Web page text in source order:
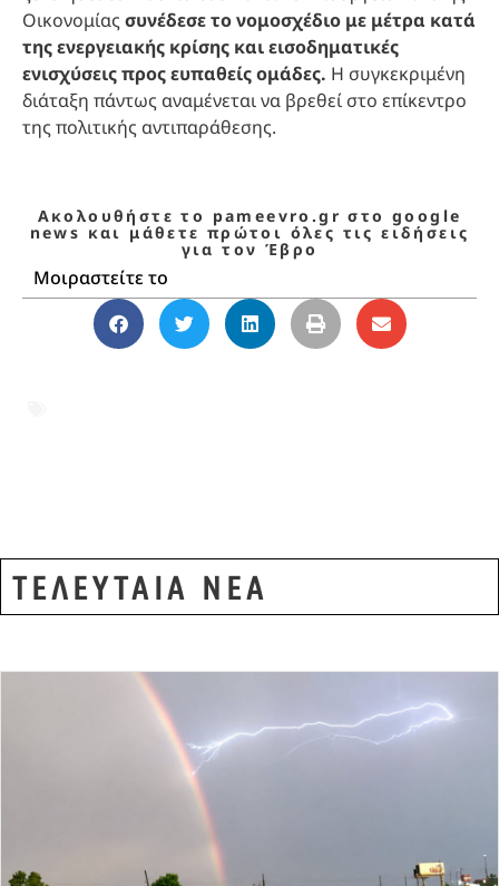
Οικονομίαςσυνέδεσε το νομοσχέδιο με μέτρα κατά
της ενεργειακής κρίσης και εισοδηματικές
ενισχύσεις προς ευπαθείς ομάδες. Η συγκεκριμένη
διάταξη πάντως αναμένεται να βρεθεί στο επίκεντρο
της πολιτικής αντιπαράθεσης.
Ακολουθήστε το pameevro.gr στο google
news και μάθετε πρώτοι όλες τις ειδήσεις
για τον Έβρο
Μοιραστείτε το
ΤΕΛΕΥΤΑΙΑ ΝΕΑ